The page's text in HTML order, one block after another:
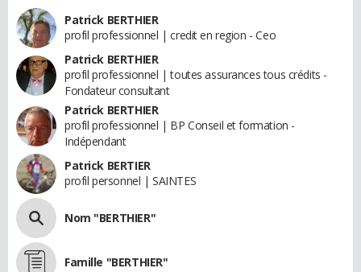
Patrick BERTHIER
profil professionnel | credit en region - Ceo
Patrick BERTHIER
profil professionnel | toutes assurances tous crédits -
Fondateur consultant
Patrick BERTHIER
profil professionnel | BP Conseil et formation -
Indépendant
Patrick BERTIER
profil personnel | SAINTES
Nom "BERTHIER"
Famille "BERTHIER"